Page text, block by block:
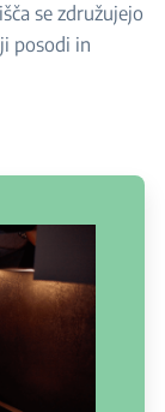
se združujejo
posodi in